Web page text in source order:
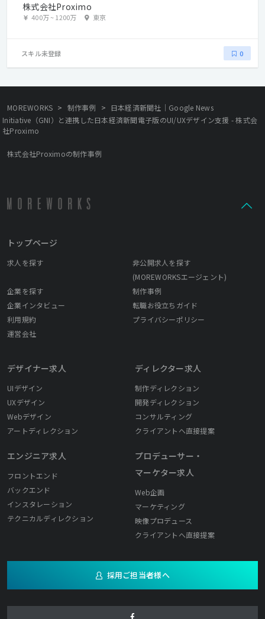
株式会社Proximo
400万~1200万 東京
スキル未登録 0
MOREWORKS > 制作事例 >
日本経済新聞社｜Google News
Initiative（GNI）と連携した日本経済新聞電子版のUI/UXデザイン支援 - 株式会
社Proximo
株式会社Proximoの制作事例
トップページ
求人を探す
非公開求人を探す
(MOREWORKSエージェント)
企業を探す
制作事例
企業インタビュー
転職お役立ちガイド
利用規約
プライバシーポリシー
運営会社
デザイナー求人
UIデザイン
UXデザイン
Webデザイン
アートディレクション
エンジニア求人
フロントエンド
バックエンド
インスタレーション
テクニカルディレクション
ディレクター求人
制作ディレクション
開発ディレクション
コンサルティング
クライアントへ直接提案
プロデューサー・
マーケター求人
Web企画
マーケティング
映像プロデュース
クライアントへ直接提案
採用ご担当者様へ